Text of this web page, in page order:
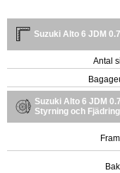
Suzuki Alto 6 JDM
Antal
Suzuki Alto 6 JDM
Styrning och Fjädring